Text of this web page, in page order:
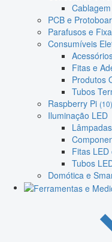
PCB e
Parafusos e
Consumíveis
Fitas e
Produtos
Tubos
Raspberry Pi (10)
Iluminação LED
Fitas LED
Tubos
Domótica e